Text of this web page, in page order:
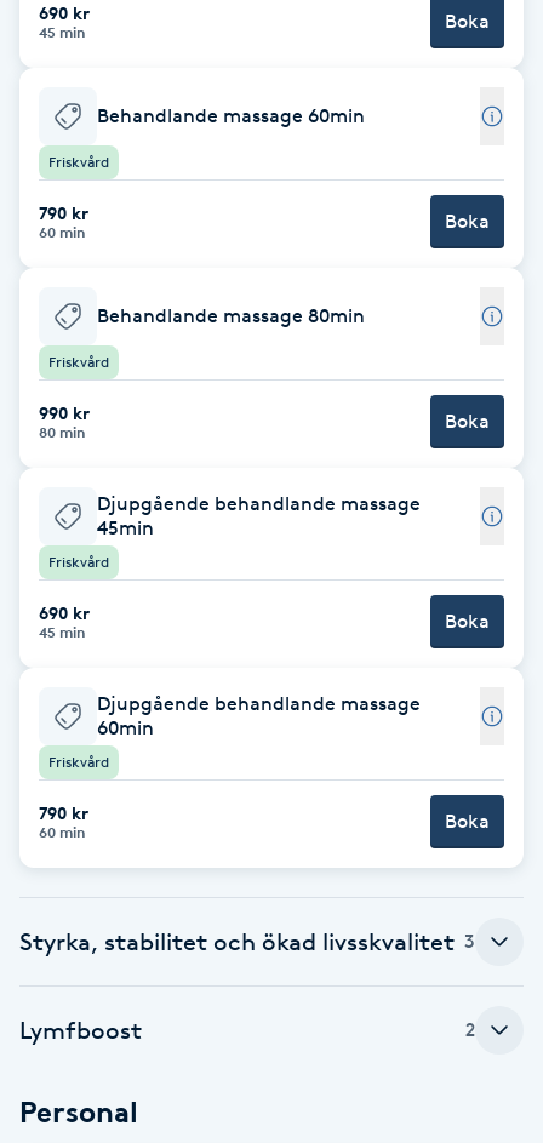
Face framing
Faceliftmassage
Fettreducering
Fibromassage
Fotmassage
Fotsvamp
Fransar
Fransborttagning
Fransfärgning
Fransförlängning
Fransförlängning Megavolym
Fransförlängning Volym
690 kr
45 min Boka
Behandlande massage 60min
Friskvård
790 kr
60 min Boka
Behandlande massage 80min
Friskvård
990 kr
80 min Boka
Djupgående behandlande massage
45min
Friskvård
690 kr
45 min Boka
Djupgående behandlande massage
60min
Friskvård
790 kr
60 min Boka
Styrka, stabilitet och ökad livsskvalitet 3
Lymfboost 2
Personal